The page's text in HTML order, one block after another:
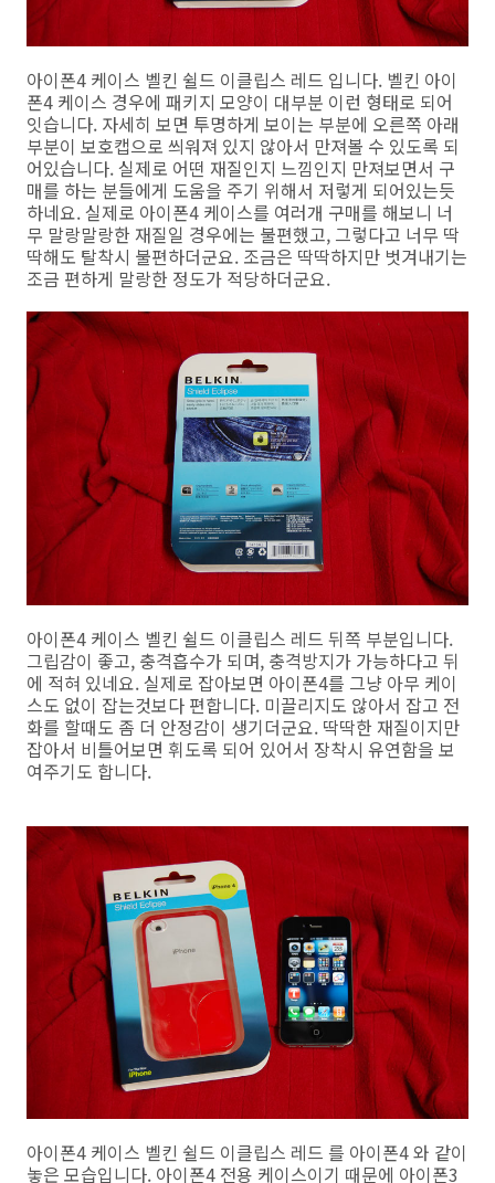
아이폰4 케이스 벨킨 쉴드 이클립스 레드 입니다. 벨킨 아이
폰4 케이스 경우에 패키지 모양이 대부분 이런 형태로 되어
잇습니다. 자세히 보면 투명하게 보이는 부분에 오른쪽 아래
부분이 보호캡으로 씌워져 있지 않아서 만져볼 수 있도록 되
어있습니다. 실제로 어떤 재질인지 느낌인지 만져보면서 구
매를 하는 분들에게 도움을 주기 위해서 저렇게 되어있는듯
하네요. 실제로 아이폰4 케이스를 여러개 구매를 해보니 너
무 말랑말랑한 재질일 경우에는 불편했고, 그렇다고 너무 딱
딱해도 탈착시 불편하더군요. 조금은 딱딱하지만 벗겨내기는
조금 편하게 말랑한 정도가 적당하더군요.
아이폰4 케이스 벨킨 쉴드 이클립스 레드 뒤쪽 부분입니다.
그립감이 좋고, 충격흡수가 되며, 충격방지가 가능하다고 뒤
에 적혀 있네요. 실제로 잡아보면 아이폰4를 그냥 아무 케이
스도 없이 잡는것보다 편합니다. 미끌리지도 않아서 잡고 전
화를 할때도 좀 더 안정감이 생기더군요. 딱딱한 재질이지만
잡아서 비틀어보면 휘도록 되어 있어서 장착시 유연함을 보
여주기도 합니다.
아이폰4 케이스 벨킨 쉴드 이클립스 레드 를 아이폰4 와 같이
놓은 모습입니다. 아이폰4 전용 케이스이기 때문에 아이폰3